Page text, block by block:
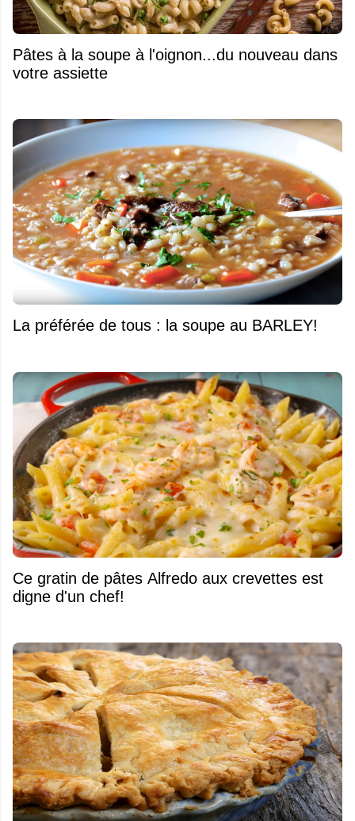
Pâtes à la soupe à l'oignon...du nouveau dans
votre assiette
La préférée de tous : la soupe au BARLEY!
Ce gratin de pâtes Alfredo aux crevettes est
digne d'un chef!